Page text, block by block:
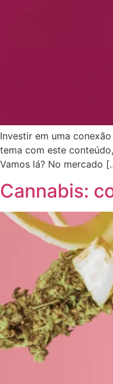
Investir em uma
tema com este
Vamos lá? No mercado
Cannabis: